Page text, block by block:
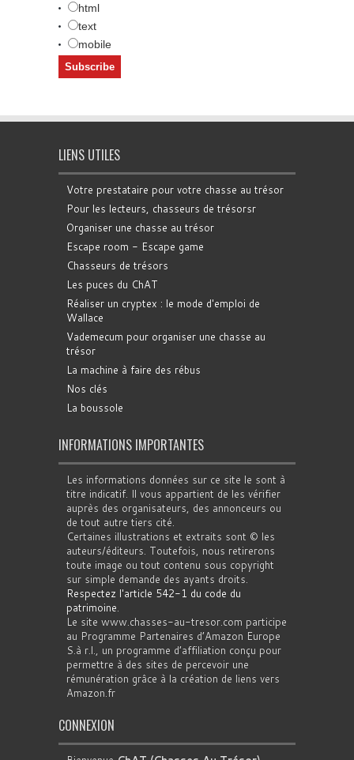
html
text
mobile
LIENS UTILES
Votre prestataire pour votre chasse au trésor
Pour les lecteurs, chasseurs de trésorsr
Organiser une chasse au trésor
Escape room - Escape game
Chasseurs de trésors
Les puces du ChAT
Réaliser un cryptex : le mode d'emploi de
Wallace
Vademecum pour organiser une chasse au
trésor
La machine à faire des rébus
Nos clés
La boussole
INFORMATIONS IMPORTANTES
Les informations données sur ce site le sont à
titre indicatif. Il vous appartient de les vérifier
auprès des organisateurs, des annonceurs ou
de tout autre tiers cité.
Certaines illustrations et extraits sont © les
auteurs/éditeurs. Toutefois, nous retirerons
toute image ou tout contenu sous copyright
sur simple demande des ayants droits.
Respectez l'article 542-1 du code du
patrimoine
Le site www.chasses-au-tresor.com participe
au Programme Partenaires d’Amazon Europe
S.à r.l., un programme d’affiliation conçu pour
permettre à des sites de percevoir une
rémunération grâce à la création de liens vers
Amazon.fr
CONNEXION